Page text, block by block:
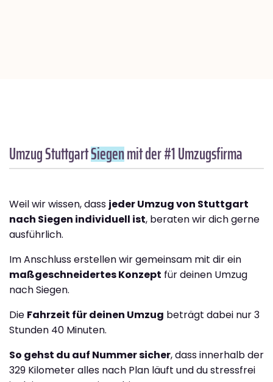
Umzug StuttgartSiegenmit der #1 Umzugsfirma
Weil wir wissen, dass jeder Umzug von Stuttgart
nach Siegen individuell ist, beraten wir dich gerne
ausführlich.
Im Anschluss erstellen wir gemeinsam mit dir ein
maßgeschneidertes Konzept für deinen Umzug
nach Siegen.
Die Fahrzeit für deinen Umzug beträgt dabei nur 3
Stunden 40 Minuten.
So gehst du auf Nummer sicher, dass innerhalb der
329 Kilometer alles nach Plan läuft und du stressfrei